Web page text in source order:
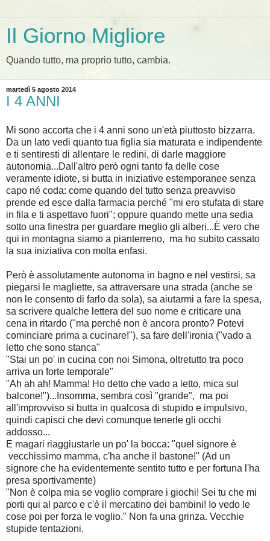
Il Giorno Migliore
Quando tutto, ma proprio tutto, cambia.
martedì 5 agosto 2014
I 4 ANNI
Mi sono accorta che i 4 anni sono un'età piuttosto bizzarra.
Da un lato vedi quanto tua figlia sia maturata e indipendente
e ti sentiresti di allentare le redini, di darle maggiore
autonomia...Dall'altro però ogni tanto fa delle cose
veramente idiote, si butta in iniziative estemporanee senza
capo né coda: come quando del tutto senza preavviso
prende ed esce dalla farmacia perché "mi ero stufata di stare
in fila e ti aspettavo fuori"; oppure quando mette una sedia
sotto una finestra per guardare meglio gli alberi...È vero che
qui in montagna siamo a pianterreno, ma ho subito cassato
la sua iniziativa con molta enfasi.
Però è assolutamente autonoma in bagno e nel vestirsi, sa
piegarsi le magliette, sa attraversare una strada (anche se
non le consento di farlo da sola), sa aiutarmi a fare la spesa,
sa scrivere qualche lettera del suo nome e criticare una
cena in ritardo ("ma perché non è ancora pronto? Potevi
cominciare prima a cucinare!"), sa fare dell'ironia ("vado a
letto che sono stanca"
"Stai un po' in cucina con noi Simona, oltretutto tra poco
arriva un forte temporale"
"Ah ah ah! Mamma! Ho detto che vado a letto, mica sul
balcone!")...Insomma, sembra così "grande", ma poi
all'improvviso si butta in qualcosa di stupido e impulsivo,
quindi capisci che devi comunque tenerle gli occhi
addosso...
E magari riaggiustarle un po' la bocca: "quel signore è
vecchissimo mamma, c'ha anche il bastone!" (Ad un
signore che ha evidentemente sentito tutto e per fortuna l'ha
presa sportivamente)
"Non è colpa mia se voglio comprare i giochi! Sei tu che mi
porti qui al parco e c'è il mercatino dei bambini! Io vedo le
cose poi per forza le voglio." Non fa una grinza. Vecchie
stupide tentazioni.